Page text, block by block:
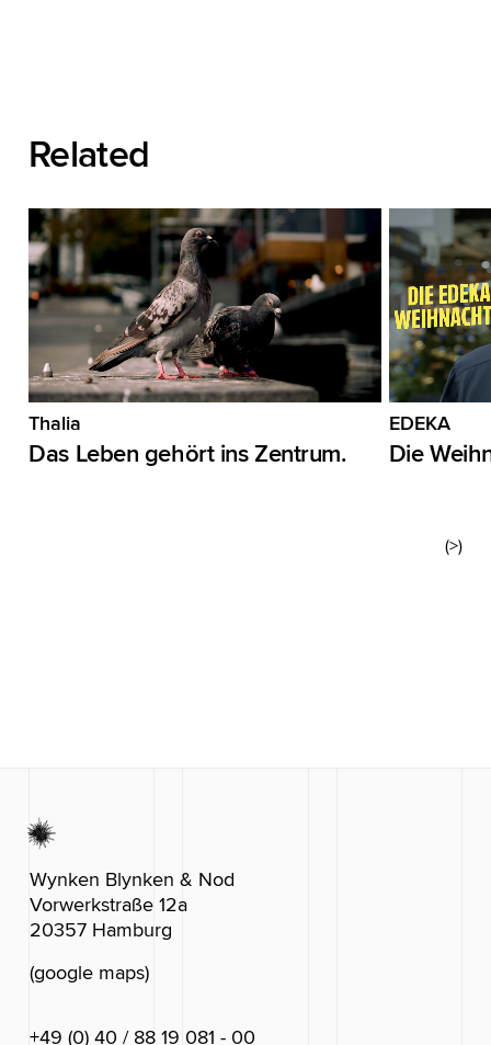
Related
Thalia
Das Leben gehört ins Zentrum.
EDEKA
Die
(>)
Wynken Blynken & Nod
Vorwerkstraße 12a
20357 Hamburg
(google maps)
+49 (0) 40 / 88 19 081 - 00